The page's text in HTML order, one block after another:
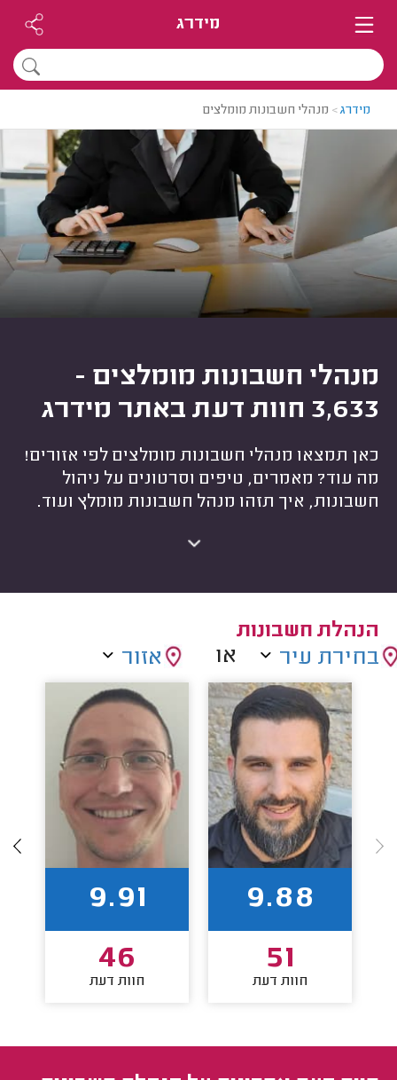
מידרג
מידרג> מנהלי חשבונות מומלצים
מנהלי חשבונות מומלצים -
3,633 חוות דעת באתר מידרג
כאן תמצאו מנהלי חשבונות מומלצים לפי אזורים!
מה עוד? מאמרים, טיפים וסרטונים על ניהול
חשבונות, איך תזהו מנהל חשבונות מומלץ ועוד.
הנהלת חשבונות
בחירת עיר או אזור
9.88
51
חוות דעת
9.91
46
חוות דעת